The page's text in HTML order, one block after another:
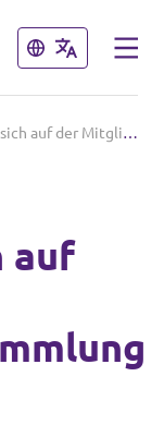
Schließen
Schließen
Volt München positioniert sich auf der Mitgliederversammlung für Olympia
auf